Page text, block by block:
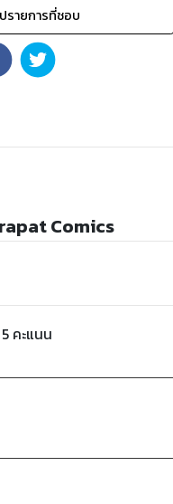
รายการที่ชอบ
Comics
5 คะแนน